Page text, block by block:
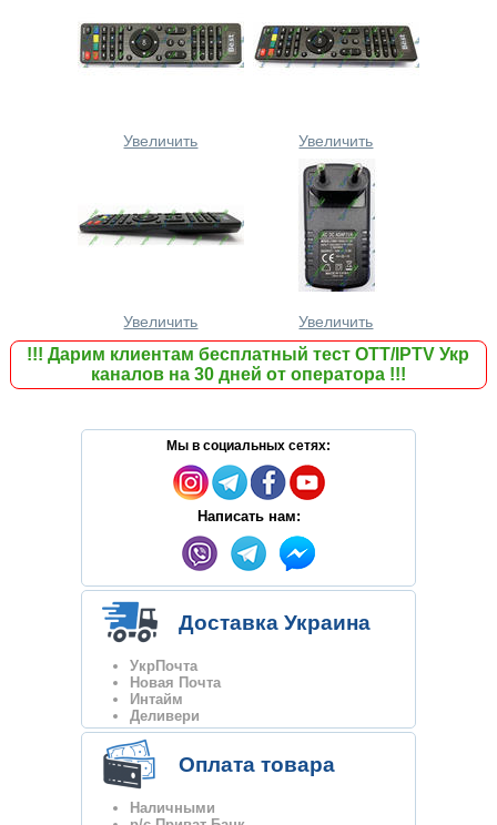
Увеличить Увеличить
Увеличить Увеличить
!!! Дарим клиентам бесплатный тест ОТТ/IPTV Укр
каналов на 30 дней от оператора!!!
Мы в социальных сетях:
Написать нам:
Доставка Украина
УкрПочта
Новая Почта
Интайм
Деливери
Оплата товара
Наличными